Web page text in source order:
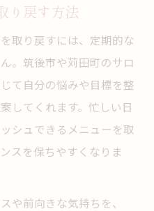
り戻す方法
取り戻すには、定期的な
。筑後市や苅田町のサロ
て自分の悩みや目標を整
してくれます。忙しい日
シュできるメニューを取
スを保ちやすくなりま
や前向きな気持ちを、